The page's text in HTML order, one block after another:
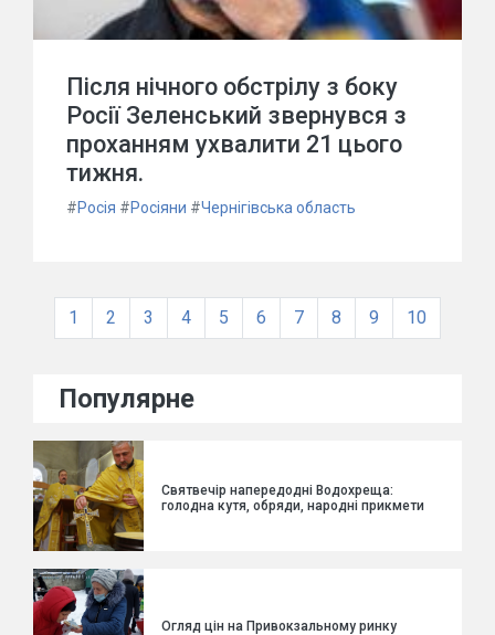
Після нічного обстрілу з боку
Росії Зеленський звернувся з
проханням ухвалити 21 цього
тижня.
#Росія #Росіяни #Чернігівська область
1 2 3 4 5 6 7 8 9 10
Популярне
Святвечір напередодні Водохреща:
голодна кутя, обряди, народні прикмети
Огляд цін на Привокзальному ринку